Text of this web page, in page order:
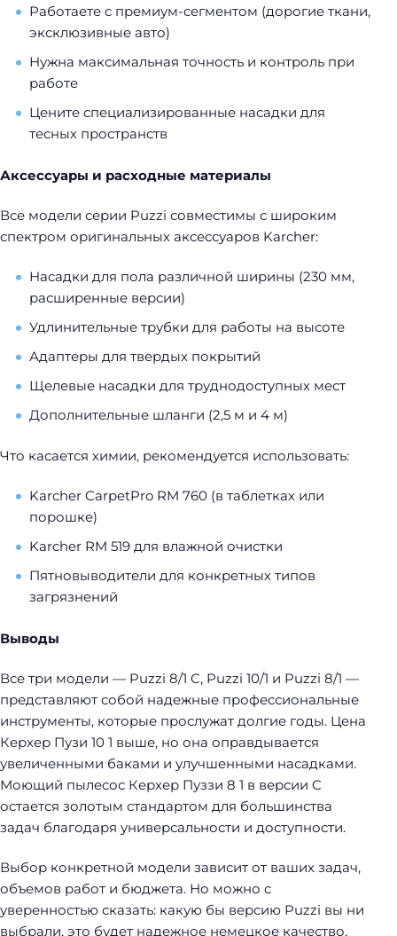
Работаете с премиум-сегментом (дорогие ткани,
эксклюзивные авто)
Нужна максимальная точность и контроль при
работе
Цените специализированные насадки для
тесных пространств
Аксессуары и расходные материалы
Все модели серии Puzzi совместимы с широким
спектром оригинальных аксессуаров Karcher:
Насадки для пола различной ширины (230 мм,
расширенные версии)
Удлинительные трубки для работы на высоте
Адаптеры для твердых покрытий
Щелевые насадки для труднодоступных мест
Дополнительные шланги (2,5 м и 4 м)
Что касается химии, рекомендуется использовать:
Karcher CarpetPro RM 760 (в таблетках или
порошке)
Karcher RM 519 для влажной очистки
Пятновыводители для конкретных типов
загрязнений
Выводы
Все три модели — Puzzi 8/1 C, Puzzi 10/1 и Puzzi 8/1 —
представляют собой надежные профессиональные
инструменты, которые прослужат долгие годы. Цена
Керхер Пузи 10 1 выше, но она оправдывается
увеличенными баками и улучшенными насадками.
Моющий пылесос Керхер Пуззи 8 1 в версии C
остается золотым стандартом для большинства
задач благодаря универсальности и доступности.
Выбор конкретной модели зависит от ваших задач,
объемов работ и бюджета. Но можно с
уверенностью сказать: какую бы версию Puzzi вы ни
выбрали, это будет надежное немецкое качество,